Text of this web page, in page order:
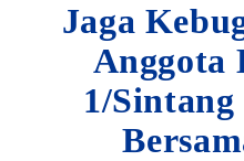
Jaga
Anggota
1/